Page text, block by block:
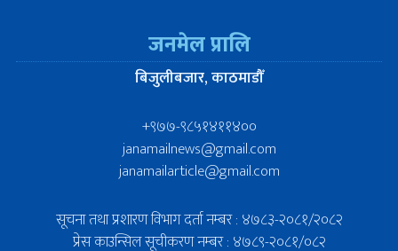
जनमेल प्रालि
बिजुलीबजार, काठमाडौँ
+९७७-९८५१४११४००
janamailnews@gmail.com
janamailarticle@gmail.com
सूचना तथा प्रशारण विभाग दर्ता नम्बर : ४७८३-२०८१/२०८२
प्रेस काउन्सिल सूचीकरण नम्बर : ४७८९-२०८१/०८२